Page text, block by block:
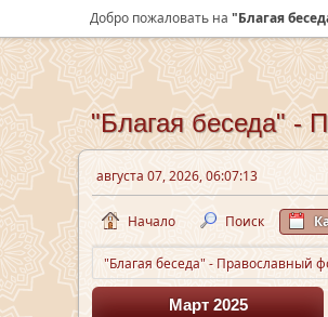
Добро пожаловать на "Благая
"Благая беседа" -
августа 07, 2026, 06:07:13
Начало Поиск
"Благая беседа" - Православный
Март 2025